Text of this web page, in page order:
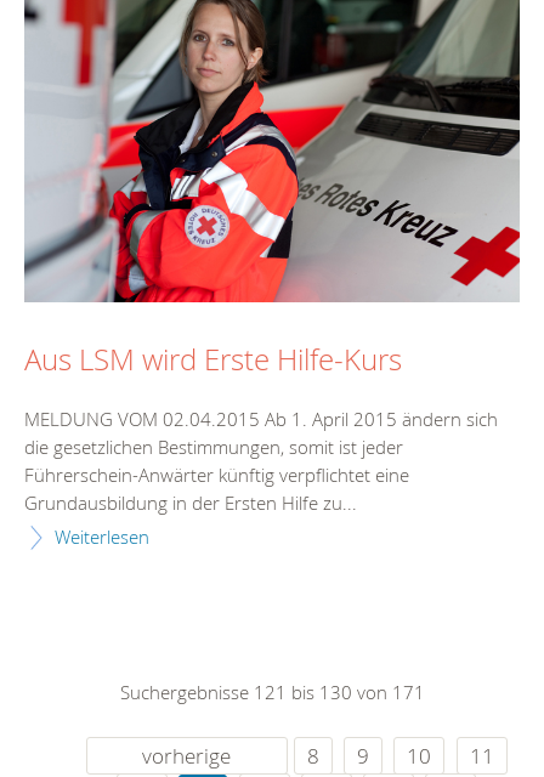
Aus LSM wird Erste Hilfe-Kurs
MELDUNG VOM 02.04.2015 Ab 1. April 2015 ändern sich
die gesetzlichen Bestimmungen, somit ist jeder
Führerschein-Anwärter künftig verpflichtet eine
Grundausbildung in der Ersten Hilfe zu...
Weiterlesen
Suchergebnisse 121 bis 130 von 171
vorherige 8 9 10
11